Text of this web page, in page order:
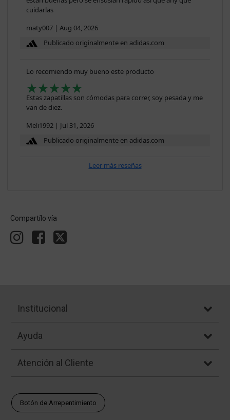
cuidarlas
maty007 | Aug 04, 2026
Publicado originalmente en adidas.com
Lo recomiendo muy bueno este producto
Estas zapatillas son cómodas para correr, soy pesada y me
van de diez.
Meli1992 | Jul 31, 2026
Publicado originalmente en adidas.com
Leer más reseñas
Compartílo vía
Institucional
Ayuda
Atención al Cliente
Botón de Arrepentimiento